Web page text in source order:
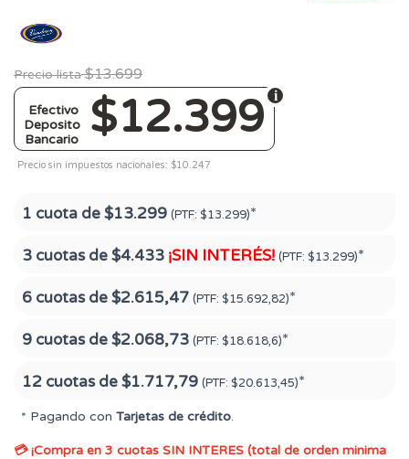
Precio lista $13.699
$12.399
Efectivo
Deposito
Bancario
Precio sin impuestos nacionales: $10.247
1 cuota de$13.299 (PTF: $13.299)*
3 cuotas de$4.433 ¡SIN INTERÉS! (PTF: $13.299)*
6 cuotas de$2.615,47 (PTF: $15.692,82)*
9 cuotas de$2.068,73 (PTF: $18.618,6)*
12 cuotas de$1.717,79 (PTF: $20.613,45)*
* Pagando con Tarjetas de crédito.
💳 ¡Compra en 3 cuotas SIN INTERES (total de orden minima